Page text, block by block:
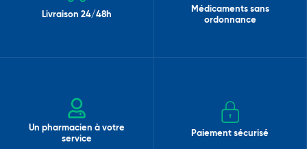
Livraison 24/48h
Médicaments sans
ordonnance
Un pharmacien à votre
service
Paiement sécurisé